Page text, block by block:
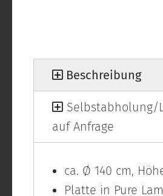
Beschreibung
Selbstabholung/
auf Anfrage
ca. Ø 140 cm,
Platte in Pure